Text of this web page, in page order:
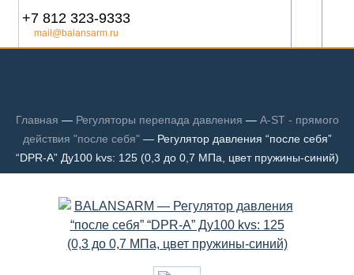
+7 812 323-9333
mail@balansarm.ru
Главная — Регуляторы перепада давления — A-ST - прямого
действия "после себя" — Регулятор давления “после себя”
“DPR-A” Ду100 kvs: 125 (0,3 до 0,7 МПа, цвет пружины-синий)